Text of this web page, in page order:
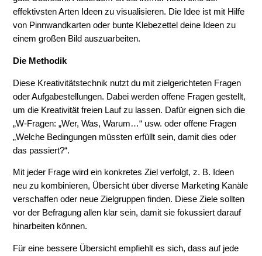
effektivsten Arten Ideen zu visualisieren. Die Idee ist mit Hilfe
von Pinnwandkarten oder bunte Klebezettel deine Ideen zu
einem großen Bild auszuarbeiten.
Die Methodik
Diese Kreativitätstechnik nutzt du mit zielgerichteten Fragen
oder Aufgabestellungen. Dabei werden offene Fragen gestellt,
um die Kreativität freien Lauf zu lassen. Dafür eignen sich die
„W-Fragen: „Wer, Was, Warum…“ usw. oder offene Fragen
„Welche Bedingungen müssten erfüllt sein, damit dies oder
das passiert?“.
Mit jeder Frage wird ein konkretes Ziel verfolgt, z. B. Ideen
neu zu kombinieren, Übersicht über diverse Marketing Kanäle
verschaffen oder neue Zielgruppen finden. Diese Ziele sollten
vor der Befragung allen klar sein, damit sie fokussiert darauf
hinarbeiten können.
Für eine bessere Übersicht empfiehlt es sich, dass auf jede